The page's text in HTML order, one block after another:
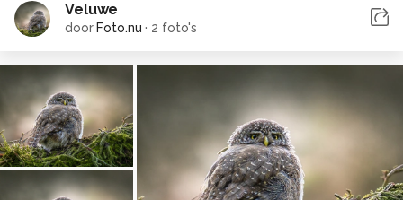
Veluwe
door Foto.nu · 2 foto's